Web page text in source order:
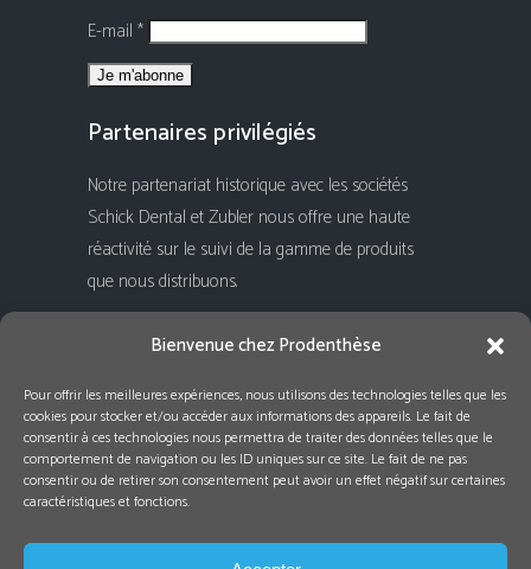
Bienvenue chez Prodenthèse
Pour offrir les meilleures expériences, nous utilisons des technologies telles que les
cookies pour stocker et/ou accéder aux informations des appareils. Le fait de
consentir à ces technologies nous permettra de traiter des données telles que le
comportement de navigation ou les ID uniques sur ce site. Le fait de ne pas
consentir ou de retirer son consentement peut avoir un effet négatif sur certaines
caractéristiques et fonctions.
E-mail *
Partenaires privilégiés
Notre partenariat historique avec les sociétés
Schick Dental et Zubler nous offre une haute
réactivité sur le suivi de la gamme de produits
que nous distribuons.
Rejoignez-nous !